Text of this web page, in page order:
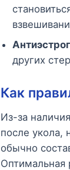
других
Как
Из-за
после укола,
обычно